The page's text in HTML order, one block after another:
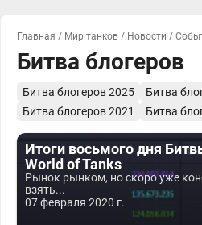
Главная / Мир танков / Новости /
Битва блогеров
Битва блогеров 2025
Битва
Битва блогеров 2021
Битва
Итоги восьмого дня
World of Tanks
Рынок рынком, но скоро уже
взять...
07 февраля 2020 г.